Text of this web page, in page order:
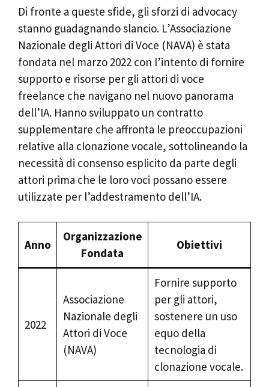
Di fronte a queste sfide, gli sforzi di advocacy
stanno guadagnando slancio. L’Associazione
Nazionale degli Attori di Voce (NAVA) è stata
fondata nel marzo 2022 con l’intento di fornire
supporto e risorse per gli attori di voce
freelance che navigano nel nuovo panorama
dell’IA. Hanno sviluppato un contratto
supplementare che affronta le preoccupazioni
relative alla clonazione vocale, sottolineando la
necessità di consenso esplicito da parte degli
attori prima che le loro voci possano essere
utilizzate per l’addestramento dell’IA.
Anno
Organizzazione
Fondata
Obiettivi
2022
Associazione
Nazionale degli
Attori di Voce
(NAVA)
Fornire supporto
per gli attori,
sostenere un uso
equo della
tecnologia di
clonazione vocale.